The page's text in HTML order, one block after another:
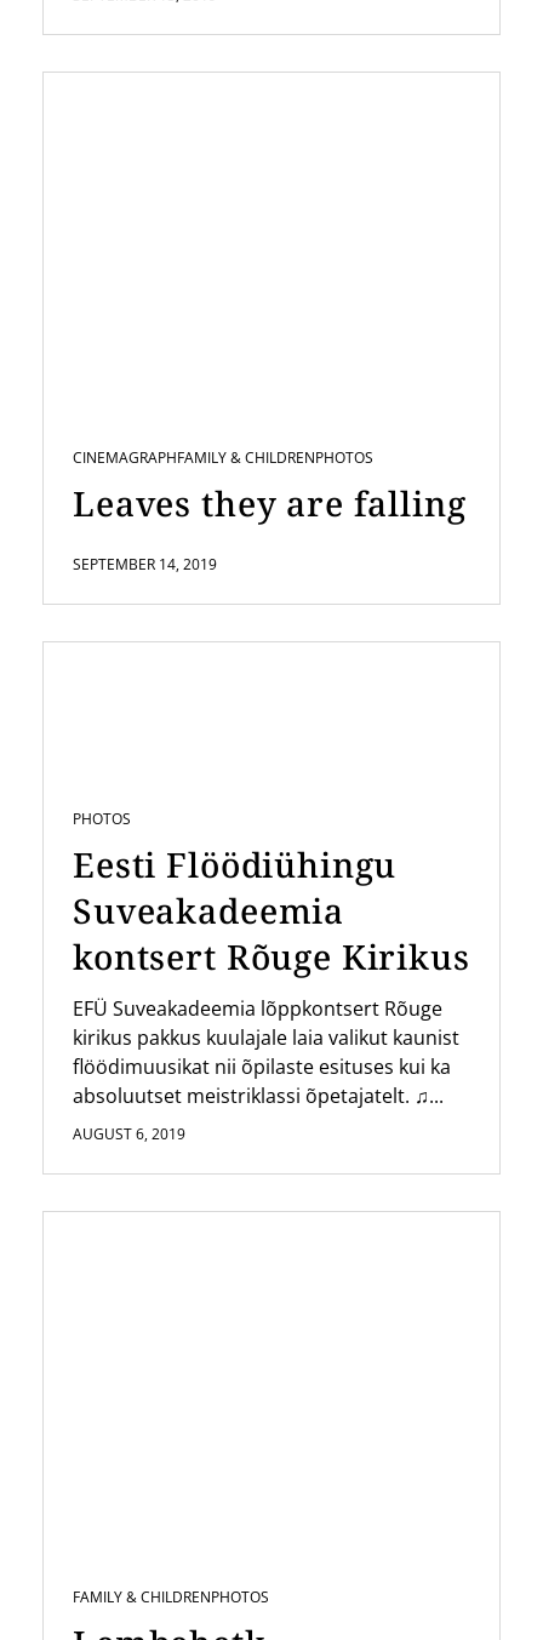
CINEMAGRAPHFAMILY & CHILDRENPHOTOS
Leaves they are falling
SEPTEMBER 14, 2019
PHOTOS
Eesti Flöödiühingu
Suveakadeemia
kontsert Rõuge Kirikus
EFÜ Suveakadeemia lõppkontsert Rõuge
kirikus pakkus kuulajale laia valikut kaunist
flöödimuusikat nii õpilaste esituses kui ka
absoluutset meistriklassi õpetajatelt. ♫...
AUGUST 6, 2019
FAMILY & CHILDRENPHOTOS